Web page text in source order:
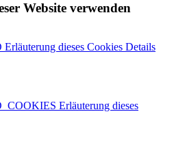
Website verwenden
Erläuterung dieses Cookies Details
Erläuterung dieses